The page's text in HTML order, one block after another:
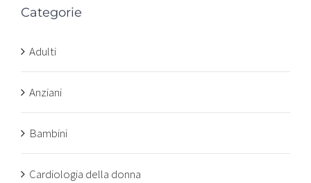
Categorie
Adulti
Anziani
Bambini
Cardiologia della donna